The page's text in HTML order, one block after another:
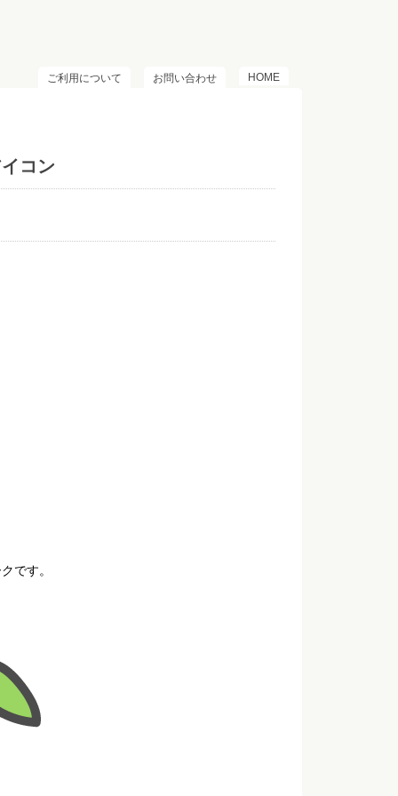
HOME
お問い合わせ
ご利用について
コン
です。